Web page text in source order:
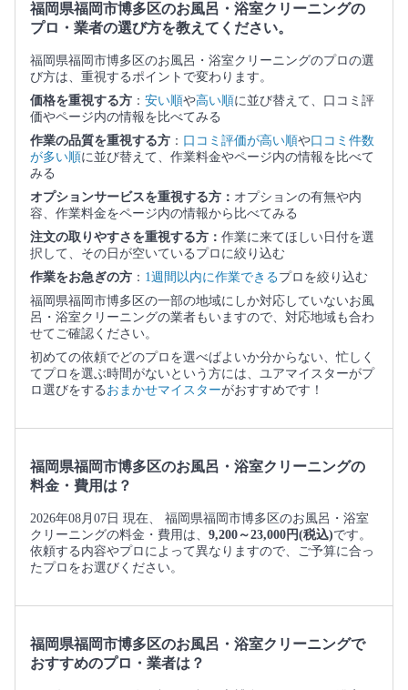
福岡県福岡市博多区のお風呂・浴室クリーニングの
プロ・業者の選び方を教えてください。
福岡県福岡市博多区のお風呂・浴室クリーニングのプロの選
び方は、重視するポイントで変わります。
価格を重視する方 ： 安い順や高い順に並び替えて、口コミ評
価やページ内の情報を比べてみる
作業の品質を重視する方 ： 口コミ評価が高い順や口コミ件数
が多い順に並び替えて、作業料金やページ内の情報を比べて
みる
オプションサービスを重視する方： オプションの有無や内
容、作業料金をページ内の情報から比べてみる
注文の取りやすさを重視する方： 作業に来てほしい日付を選
択して、その日が空いているプロに絞り込む
作業をお急ぎの方 ： 1週間以内に作業できるプロを絞り込む
福岡県福岡市博多区の一部の地域にしか対応していないお風
呂・浴室クリーニングの業者もいますので、対応地域も合わ
せてご確認ください。
初めての依頼でどのプロを選べばよいか分からない、忙しく
てプロを選ぶ時間がないという方には、ユアマイスターがプ
ロ選びをする おまかせマイスターがおすすめです！
福岡県福岡市博多区のお風呂・浴室クリーニングの
料金・費用は？
2026年08月07日 現在、 福岡県福岡市博多区のお風呂・浴室
クリーニングの料金・費用は、 9,200～23,000円(税込)です。
依頼する内容やプロによって異なりますので、ご予算に合っ
たプロをお選びください。
福岡県福岡市博多区のお風呂・浴室クリーニングで
おすすめのプロ・業者は？